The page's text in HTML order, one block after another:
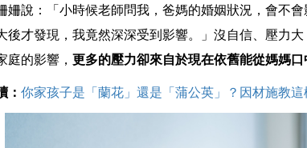
姍說：「小時候老師問我，爸媽的婚姻狀況，會不
後才發現，我竟然深深受到影響。」沒自信、壓力
庭的影響， 更多的壓力卻來自於現在依舊能從媽媽口
： 你家孩子是「蘭花」還是「蒲公英」？因材施教這